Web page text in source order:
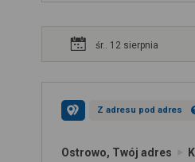
śr.. 12 sierpnia
Z adresu pod adres
Ostrowo, Twój adres